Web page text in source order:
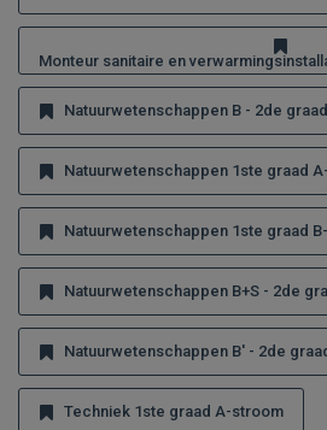
Monteur sanitaire en
Natuurwetenschappen B - 2de
Natuurwetenschappen 1ste graad
Natuurwetenschappen 1ste graad
Natuurwetenschappen B+S - 2de
Natuurwetenschappen B' - 2de
Techniek 1ste graad A-stroom